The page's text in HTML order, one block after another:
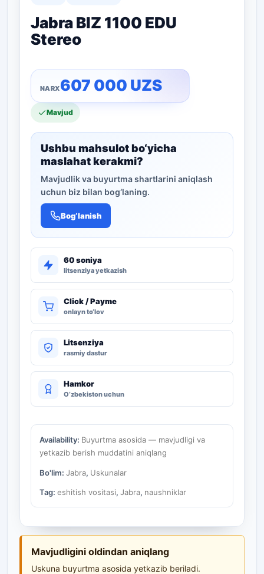
Jabra BIZ 1100 EDU
Stereo
607 000 UZS
Mavjud
Ushbu mahsulot bo‘yicha
maslahat kerakmi?
Mavjudlik va buyurtma shartlarini aniqlash
uchun biz bilan bog‘laning.
Bog‘lanish
60 soniya
litsenziya yetkazish
Click / Payme
onlayn to‘lov
Litsenziya
rasmiy dastur
Hamkor
O‘zbekiston uchun
Availability: Buyurtma asosida — mavjudligi va
yetkazib berish muddatini aniqlang
Bo'lim: Jabra, Uskunalar
Tag: eshitish vositasi, Jabra, naushniklar
Mavjudligini oldindan aniqlang
Uskuna buyurtma asosida yetkazib beriladi.